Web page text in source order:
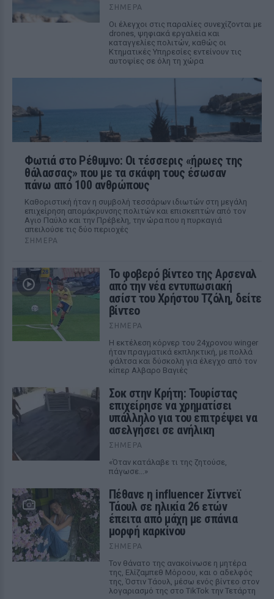
ΣΉΜΕΡΑ
Οι έλεγχοι στις παραλίες συνεχίζονται με
drones, ψηφιακά εργαλεία και
καταγγελίες πολιτών, καθώς οι
Κτηματικές Υπηρεσίες εντείνουν τις
αυτοψίες σε όλη τη χώρα
Φωτιά στο Ρέθυμνο: Οι τέσσερις «ήρωες της
θάλασσας» που με τα σκάφη τους έσωσαν
πάνω από 100 ανθρώπους
Καθοριστική ήταν η συμβολή τεσσάρων ιδιωτών στη μεγάλη
επιχείρηση απομάκρυνσης πολιτών και επισκεπτών από τον
Αγιο Παύλο και την Πρέβελη, την ώρα που η πυρκαγιά
απειλούσε τις δύο περιοχές
ΣΉΜΕΡΑ
Το φοβερό βίντεο της Αρσεναλ
από την νέα εντυπωσιακή
ασίστ του Χρήστου Τζόλη, δείτε
βίντεο
ΣΉΜΕΡΑ
Η εκτέλεση κόρνερ του 24χρονου winger
ήταν πραγματικά εκπληκτική, με πολλά
φάλτσα και δύσκολη για έλεγχο από τον
κίπερ Αλβαρο Βαγιές
Σοκ στην Κρήτη: Τουρίστας
επιχείρησε να χρηματίσει
υπάλληλο για του επιτρέψει να
ασελγήσει σε ανήλικη
ΣΉΜΕΡΑ
«Όταν κατάλαβε τι της ζητούσε,
πάγωσε...»
Πέθανε η influencer Σίντνεϊ
Τάουλ σε ηλικία 26 ετών
έπειτα από μάχη με σπάνια
μορφή καρκίνου
ΣΉΜΕΡΑ
Τον θάνατο της ανακοίνωσε η μητέρα
της, Ελίζαμπεθ Μόροου, και ο αδελφός
της, Όστιν Τάουλ, μέσω ενός βίντεο στον
λογαριασμό της στο TikTok την Τετάρτη